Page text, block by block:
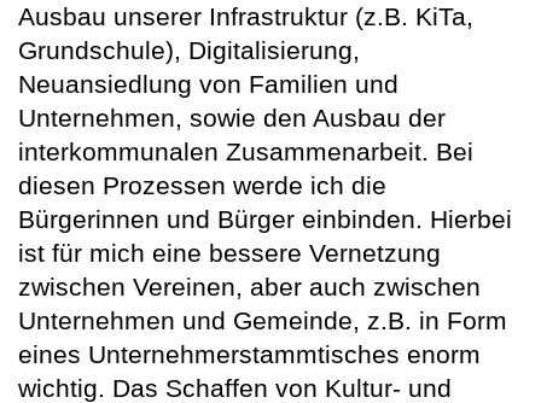
Ausbau unserer Infrastruktur (z.B. KiTa,
Grundschule), Digitalisierung,
Neuansiedlung von Familien und
Unternehmen, sowie den Ausbau der
interkommunalen Zusammenarbeit. Bei
diesen Prozessen werde ich die
Bürgerinnen und Bürger einbinden. Hierbei
ist für mich eine bessere Vernetzung
zwischen Vereinen, aber auch zwischen
Unternehmen und Gemeinde, z.B. in Form
eines Unternehmerstammtisches enorm
wichtig. Das Schaffen von Kultur- und